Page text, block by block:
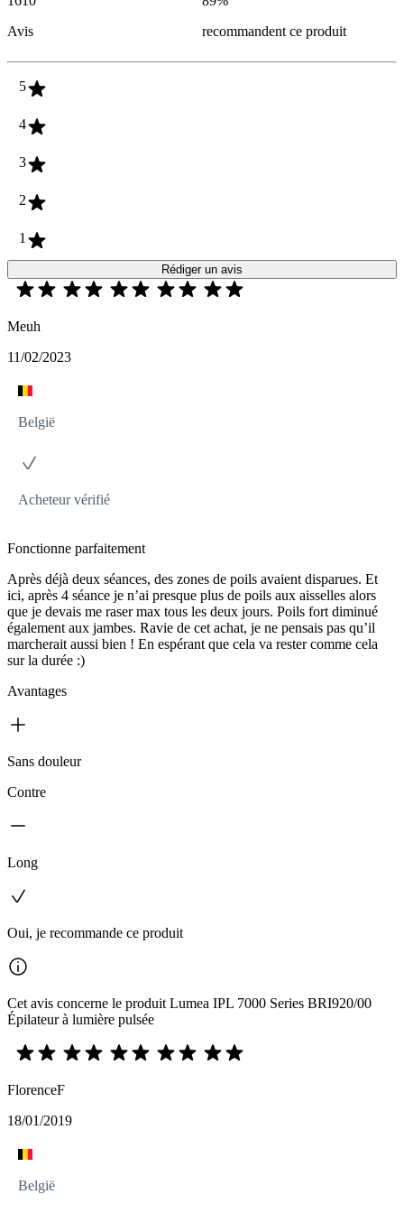
Avis
recommandent ce produit
5
4
3
2
1
Rédiger un avis
Meuh
11/02/2023
België
Acheteur vérifié
Fonctionne parfaitement
Après déjà deux séances, des zones de poils avaient disparues. Et
ici, après 4 séance je n’ai presque plus de poils aux aisselles alors
que je devais me raser max tous les deux jours. Poils fort diminué
également aux jambes. Ravie de cet achat, je ne pensais pas qu’il
marcherait aussi bien ! En espérant que cela va rester comme cela
sur la durée :)
Avantages
Sans douleur
Contre
Long
Oui, je recommande ce produit
Cet avis concerne le produit Lumea IPL 7000 Series BRI920/00
Épilateur à lumière pulsée
FlorenceF
18/01/2019
België